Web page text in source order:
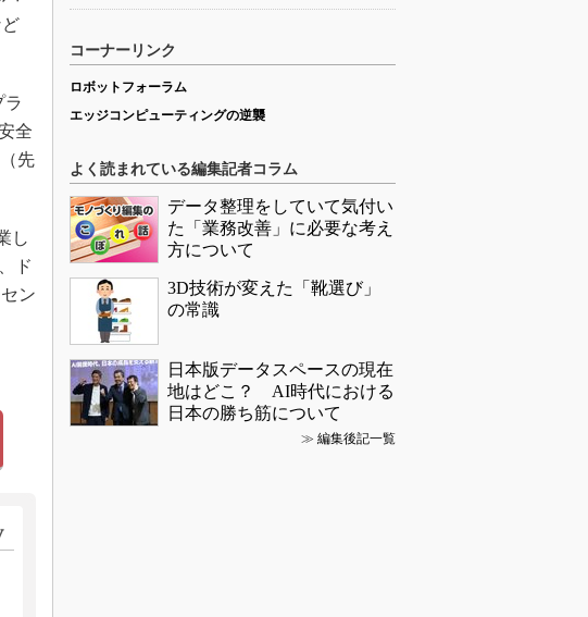
ラ
全
先
し
ド
ン
コーナーリンク
ロボットフォーラム
エッジコンピューティングの逆襲
よく読まれている編集記者コラム
データ整理をしていて気付い
た「業務改善」に必要な考え
方について
3D技術が変えた「靴選び」
の常識
日本版データスペースの現在
地はどこ？ AI時代における
日本の勝ち筋について
≫ 編集後記一覧